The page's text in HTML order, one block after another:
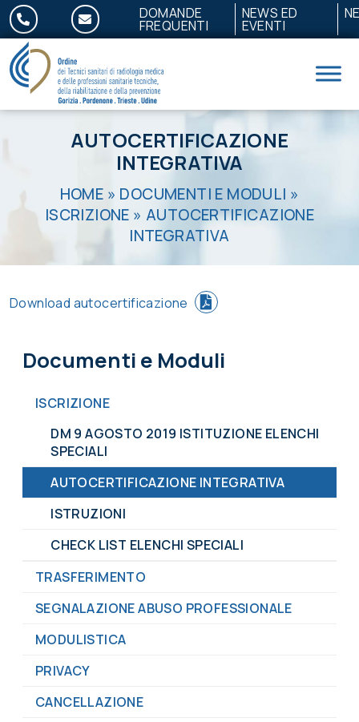
Salta al contenuto DOMANDE
FREQUENTI
NEWS ED
EVENTI
AUTOCERTIFICAZIONE
INTEGRATIVA
HOME » DOCUMENTI E MODULI »
ISCRIZIONE » AUTOCERTIFICAZIONE
INTEGRATIVA
Download autocertificazione
Documenti e Moduli
ISCRIZIONE
DM 9 AGOSTO 2019 ISTITUZIONE ELENCHI
SPECIALI
AUTOCERTIFICAZIONE INTEGRATIVA
ISTRUZIONI
CHECK LIST ELENCHI SPECIALI
TRASFERIMENTO
SEGNALAZIONE ABUSO PROFESSIONALE
MODULISTICA
PRIVACY
CANCELLAZIONE